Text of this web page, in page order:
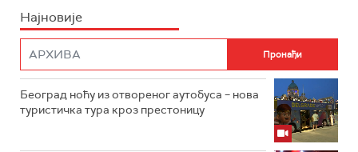
Најновије
Београд ноћу из отвореног аутобуса – нова
туристичка тура кроз престоницу